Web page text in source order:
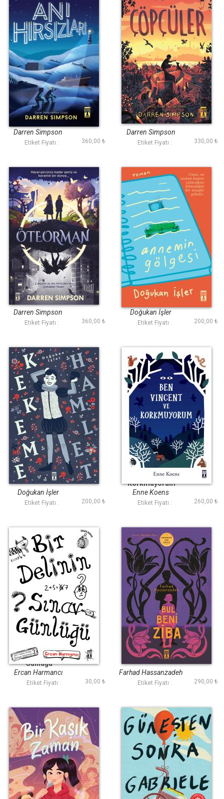
Anı Hırsızları
Darren Simpson
Etiket Fiyatı : 360,00 ₺
Çöpçüler
Darren Simpson
Etiket Fiyatı : 330,00 ₺
Öteorman
Darren Simpson
Etiket Fiyatı : 360,00 ₺
Annemin Gölgesi
Doğukan İ̇şler
Etiket Fiyatı : 200,00 ₺
Kekeme Hamlet
Doğukan İ̇şler
Etiket Fiyatı : 200,00 ₺
Ben Vincent ve
Korkmuyorum
Enne Koens
Etiket Fiyatı : 260,00 ₺
Bir Delinin Sınav
Günlüğü
Ercan Harmancı
Etiket Fiyatı : 30,00 ₺
Bul Beni Ziba
Farhad Hassanzadeh
Etiket Fiyatı : 290,00 ₺